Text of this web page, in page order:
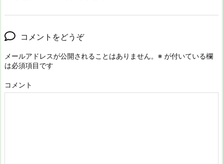
コメントをどうぞ
メールアドレスが公開されることはありません。 ※ が付いている欄
は必須項目です
コメント